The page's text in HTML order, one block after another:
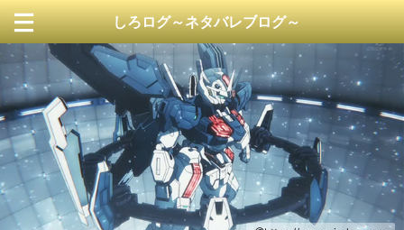
しろログ～ネタバレブログ～